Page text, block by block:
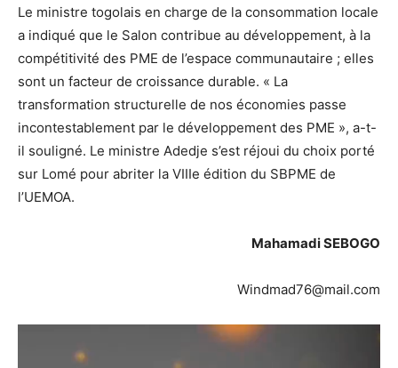
Le ministre togolais en charge de la consommation locale
a indiqué que le Salon contribue au développement, à la
compétitivité des PME de l’espace communautaire ; elles
sont un facteur de croissance durable. « La
transformation structurelle de nos économies passe
incontestablement par le développement des PME », a-t-
il souligné. Le ministre Adedje s’est réjoui du choix porté
sur Lomé pour abriter la VIIIe édition du SBPME de
l’UEMOA.
Mahamadi SEBOGO
Windmad76@mail.com
Lecteur